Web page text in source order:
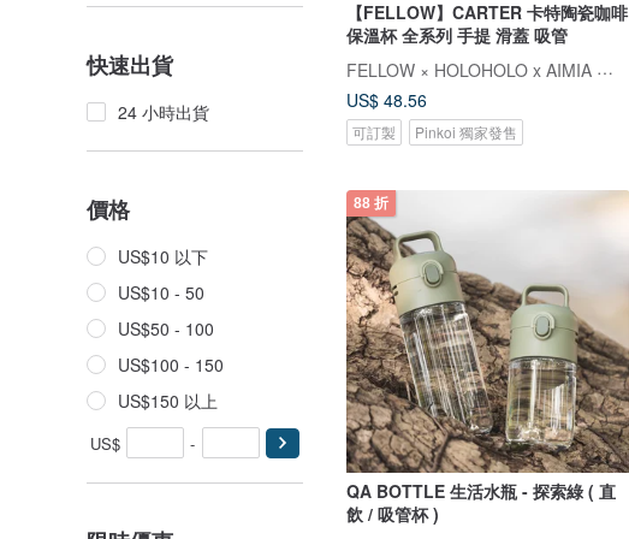
快速出貨
24 小時出貨
價格
US$10 以下
US$10 - 50
US$50 - 100
US$100 - 150
US$150 以上
US$ -
【FELLOW】CARTER 卡特陶瓷咖啡
保溫杯 全系列 手提 滑蓋 吸管
FELLOW × HOLOHOLO x AIMIA 愛米雅
US$ 48.56
可訂製
Pinkoi 獨家發售
88 折
QA BOTTLE 生活水瓶 - 探索綠 ( 直
飲 / 吸管杯 )